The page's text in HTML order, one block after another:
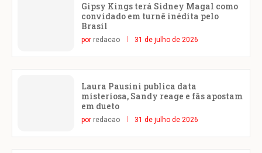
Gipsy Kings terá Sidney Magal como
convidado em turnê inédita pelo
Brasil
por redacao 31 de julho de 2026
Laura Pausini publica data
misteriosa, Sandy reage e fãs apostam
em dueto
por redacao 31 de julho de 2026